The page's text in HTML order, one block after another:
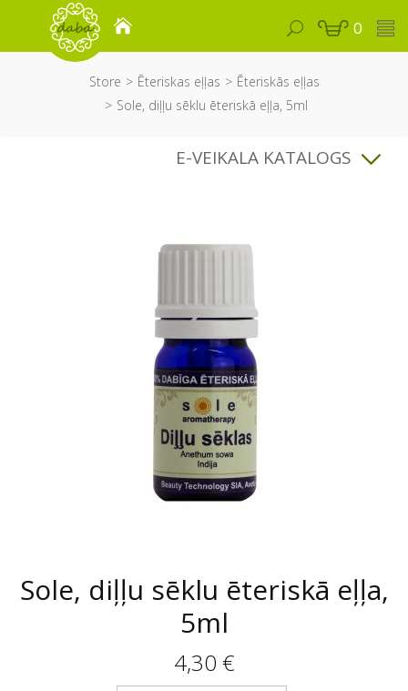
0
Store Ēteriskas eļļas
Ēteriskās eļļas
Sole, diļļu sēklu ēteriskā eļļa, 5ml
E-VEIKALA KATALOGS
Sole, diļļu sēklu ēteriskā eļļa,
5ml
4,30 €